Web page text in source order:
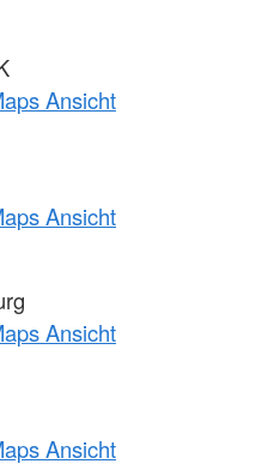
Ansicht
Ansicht
Ansicht
Ansicht